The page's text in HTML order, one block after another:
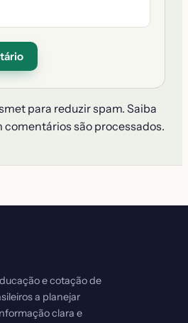
para reduzir spam. Saiba
comentários são processados.
e cotação de
a planejar
clara e